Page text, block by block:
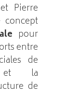
Pierre
pour
entre
de
et la
de